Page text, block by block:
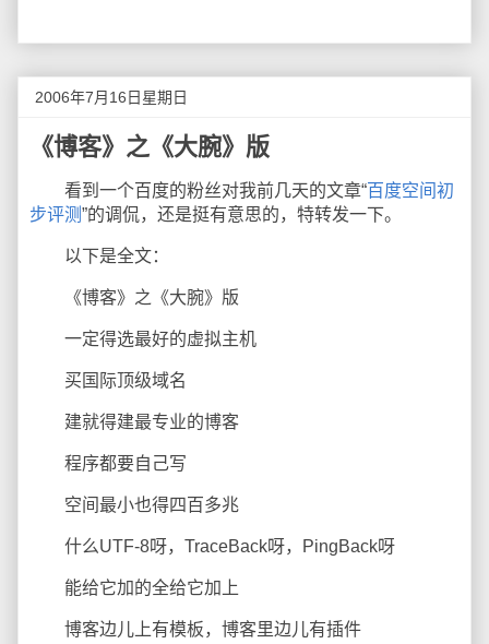
2006年7月16日星期日
《博客》之《大腕》版
看到一个百度的粉丝对我前几天的文章“百度空间初
步评测”的调侃，还是挺有意思的，特转发一下。
以下是全文：
《博客》之《大腕》版
一定得选最好的虚拟主机
买国际顶级域名
建就得建最专业的博客
程序都要自己写
空间最小也得四百多兆
什么UTF-8呀，TraceBack呀，PingBack呀
能给它加的全给它加上
博客边儿上有模板，博客里边儿有插件